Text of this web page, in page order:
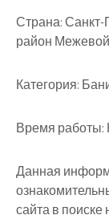
Страна:Санкт-
район Межевой
Категория:
Время работы:
Данная
сайта в